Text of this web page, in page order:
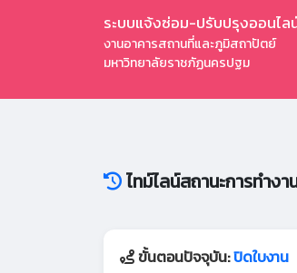
ระบบแจ้งซ่อม-ปรับปรุงออนไล
งานอาคารสถานที่และภูมิสถาปัตย์
มหาวิทยาลัยราชภัฏนครปฐม
ไทม์ไลน์สถานะการทำงา
ขั้นตอนปัจจุบัน:ปิดใบงาน